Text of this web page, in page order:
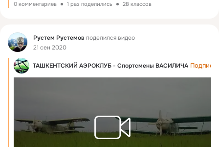
0 комментариев 1 раз поделились 28 классов
Фид Рустем Рустемов поделился видео
21 сен 2020
ТАШКЕНТСКИЙ АЭРОКЛУБ - Спортсмены ВАСИЛИЧА